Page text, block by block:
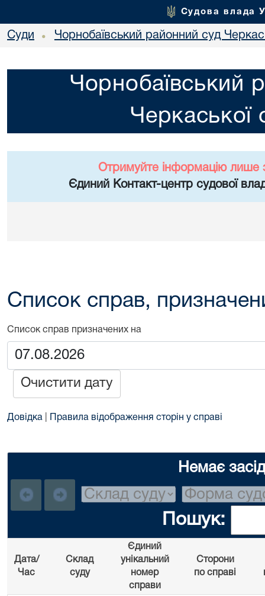
Судова влада
Суди • Чорнобаївський районний суд
Чорнобаївський
Черкаської
Отримуйте інформацію лише
Єдиний Контакт-центр судової
Список справ,
Список справ призначених на
Очистити дату
Довідка Правила відображення сторін у справі
Немає
Пошук:
Дата/
Час
Склад
суду
Єдиний
унікальний
номер
справи
Сторони
по справі